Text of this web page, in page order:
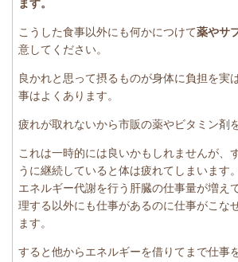
ます。
こうした食事以外にも何かにつけて薬やサ
意してください。
良かれと思って摂るものが身体に負担を実
事はよくあります。
疲れが取れないから市販の薬やビタミン剤
これは一時的には良いかもしれませんが、
うに継続していると体は疲れてしまいます
エネルギー代謝を行う肝臓の仕事量が増え
理する以外にも仕事があるのに仕事がこな
ます。
すると他からエネルギーを借りてまで仕事